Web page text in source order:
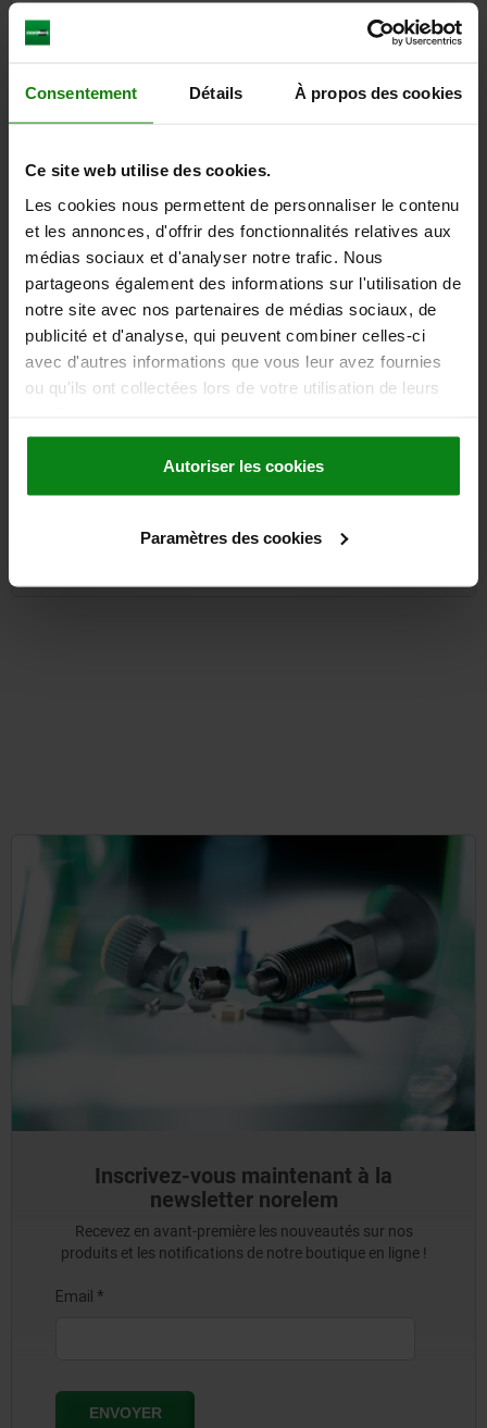
Consentement Détails À propos des cookies
Ce site web utilise des cookies.
Les cookies nous permettent de personnaliser le contenu
et les annonces, d'offrir des fonctionnalités relatives aux
médias sociaux et d'analyser notre trafic. Nous
partageons également des informations sur l'utilisation de
notre site avec nos partenaires de médias sociaux, de
publicité et d'analyse, qui peuvent combiner celles-ci
avec d'autres informations que vous leur avez fournies
ou qu'ils ont collectées lors de votre utilisation de leurs
Autoriser les cookies
Paramètres des cookies
TÉLÉCHARGEMENTS
D'autres clients ont
05601-05
à partir de2,17 €
Inscrivez-vous maintenant à la
newsletter norelem
Recevez en avant-première les nouveautés sur nos
produits et les notifications de notre boutique en ligne !